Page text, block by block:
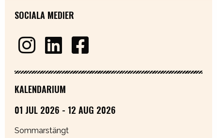
SOCIALA MEDIER
KALENDARIUM
01 JUL 2026 - 12 AUG 2026
Sommarstängt